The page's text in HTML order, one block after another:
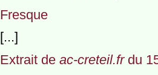
Fresque
[...]
Extrait de ac-creteil.frdu